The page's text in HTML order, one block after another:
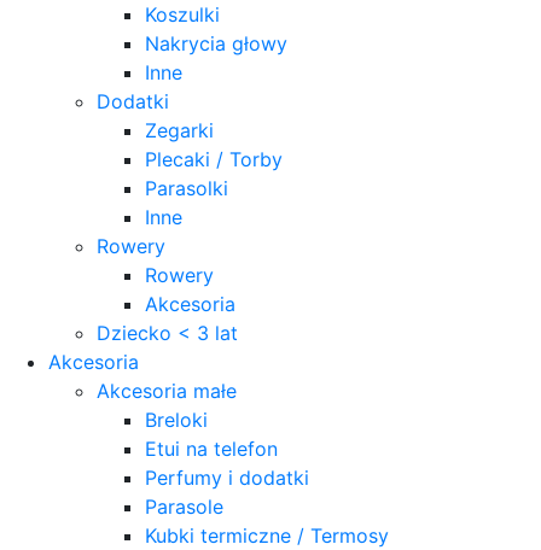
Koszulki
Nakrycia głowy
Inne
Dodatki
Zegarki
Plecaki / Torby
Parasolki
Inne
Rowery
Rowery
Akcesoria
Dziecko < 3 lat
Akcesoria
Akcesoria małe
Breloki
Etui na telefon
Perfumy i dodatki
Parasole
Kubki termiczne / Termosy